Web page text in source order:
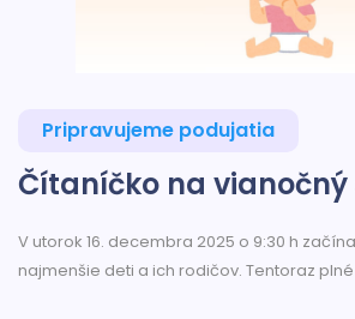
Pripravujeme podujatia
Čítaníčko na vianočný
V utorok 16. decembra 2025 o 9:30 h
najmenšie deti a ich rodičov. Tentoraz